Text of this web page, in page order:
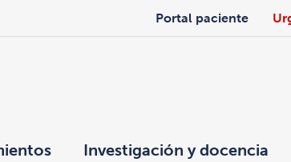
Portal paciente
Investigación y docencia